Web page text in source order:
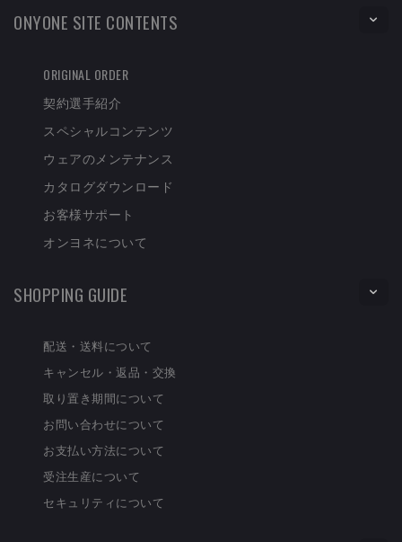
ONYONE SITE CONTENTS
ORIGINAL ORDER
契約選手紹介
スペシャルコンテンツ
ウェアのメンテナンス
カタログダウンロード
お客様サポート
オンヨネについて
SHOPPING GUIDE
配送・送料について
キャンセル・返品・交換
取り置き期間について
お問い合わせについて
お支払い方法について
受注生産について
セキュリティについて